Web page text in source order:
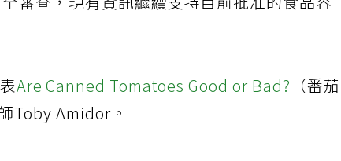
審查，現有資訊繼續支持目前批准的食品容
Are Canned Tomatoes Good or Bad? （番
Toby Amidor。